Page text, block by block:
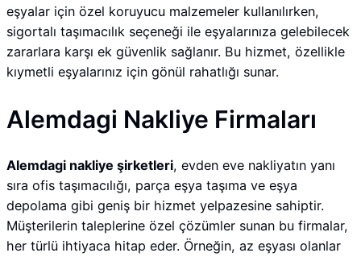
eşyalar için özel koruyucu malzemeler kullanılırken,
sigortalı taşımacılık seçeneği ile eşyalarınıza gelebilecek
zararlara karşı ek güvenlik sağlanır. Bu hizmet, özellikle
kıymetli eşyalarınız için gönül rahatlığı sunar.
Alemdagi Nakliye Firmaları
Alemdagi nakliye şirketleri, evden eve nakliyatın yanı
sıra ofis taşımacılığı, parça eşya taşıma ve eşya
depolama gibi geniş bir hizmet yelpazesine sahiptir.
Müşterilerin taleplerine özel çözümler sunan bu firmalar,
her türlü ihtiyaca hitap eder. Örneğin, az eşyası olanlar